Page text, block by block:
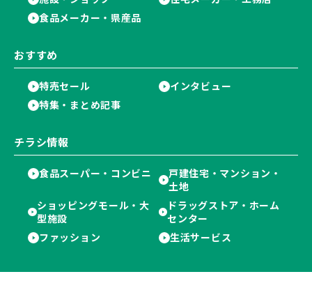
食品メーカー・県産品
おすすめ
特売セール
インタビュー
特集・まとめ記事
チラシ情報
食品スーパー・コンビニ
戸建住宅・マンション・
土地
ショッピングモール・大
型施設
ドラッグストア・ホーム
センター
ファッション
生活サービス